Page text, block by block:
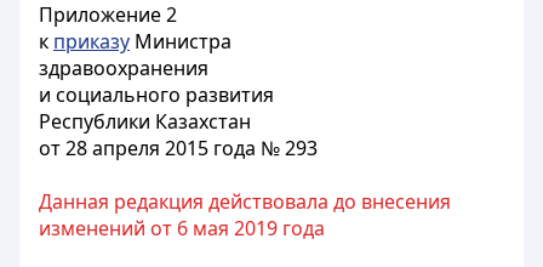
Приложение 2
к приказу Министра
здравоохранения
и социального развития
Республики Казахстан
от 28 апреля 2015 года № 293
Данная редакция действовала до внесения
изменений от 6 мая 2019 года